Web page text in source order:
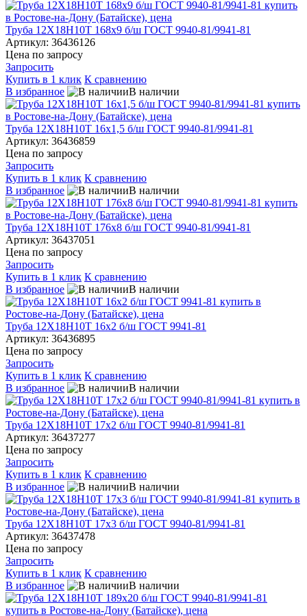
Труба 12Х18Н10Т 168х9 б/ш ГОСТ 9940-81/9941-81
Артикул: 36436126
Цена по запросу
Запросить
Купить в 1 клик К сравнению
В избранное
В наличии
Труба 12Х18Н10Т 16х1,5 б/ш ГОСТ 9940-81/9941-81
Артикул: 36436859
Цена по запросу
Запросить
Купить в 1 клик К сравнению
В избранное
В наличии
Труба 12Х18Н10Т 176х8 б/ш ГОСТ 9940-81/9941-81
Артикул: 36437051
Цена по запросу
Запросить
Купить в 1 клик К сравнению
В избранное
В наличии
Труба 12Х18Н10Т 16х2 б/ш ГОСТ 9941-81
Артикул: 36436895
Цена по запросу
Запросить
Купить в 1 клик К сравнению
В избранное
В наличии
Труба 12Х18Н10Т 17х2 б/ш ГОСТ 9940-81/9941-81
Артикул: 36437277
Цена по запросу
Запросить
Купить в 1 клик К сравнению
В избранное
В наличии
Труба 12Х18Н10Т 17х3 б/ш ГОСТ 9940-81/9941-81
Артикул: 36437478
Цена по запросу
Запросить
Купить в 1 клик К сравнению
В избранное
В наличии